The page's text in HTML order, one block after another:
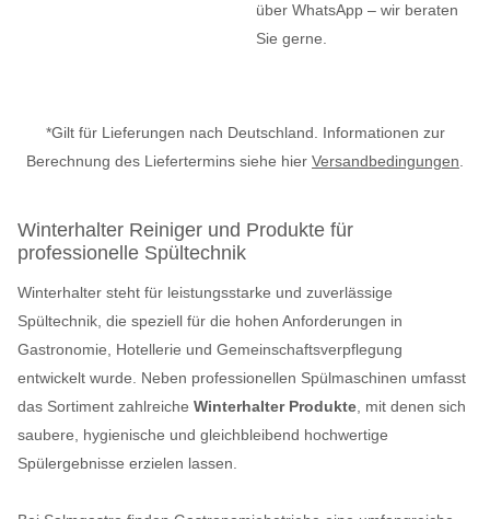
über WhatsApp – wir beraten
Sie gerne.
*Gilt für Lieferungen nach Deutschland. Informationen zur
Berechnung des Liefertermins siehe hier Versandbedingungen
Winterhalter Reiniger und Produkte für
professionelle Spültechnik
Winterhalter steht für leistungsstarke und zuverlässige
Spültechnik, die speziell für die hohen Anforderungen in
Gastronomie, Hotellerie und Gemeinschaftsverpflegung
entwickelt wurde. Neben professionellen Spülmaschinen umfasst
das Sortiment zahlreiche Winterhalter Produkte , mit denen sich
saubere, hygienische und gleichbleibend hochwertige
Spülergebnisse erzielen lassen.